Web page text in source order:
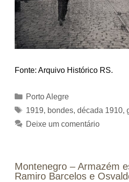
Fonte: Arquivo Histórico RS.
Categorias
Porto Alegre
Tags
1919, bondes, década 1910,
Deixe um comentário
Montenegro – Armazém
Ramiro Barcelos e